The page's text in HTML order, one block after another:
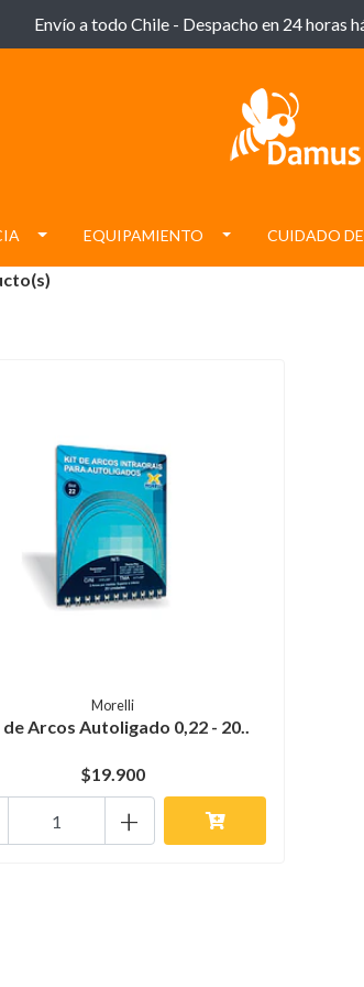
Envío a todo Chile - Despacho en 24 horas
EQUIPAMIENTO CUIDADO
Morelli
Arcos Autoligado 0,22 - 20..
$19.900
+